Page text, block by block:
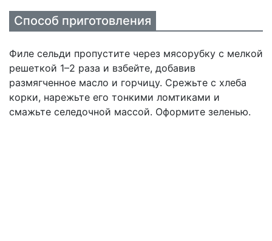
Способ приготовления
Филе сельди пропустите через мясорубку с мелкой
решеткой 1–2 раза и взбейте, добавив
размягченное масло и горчицу. Срежьте с хлеба
корки, нарежьте его тонкими ломтиками и
смажьте селедочной массой. Оформите зеленью.